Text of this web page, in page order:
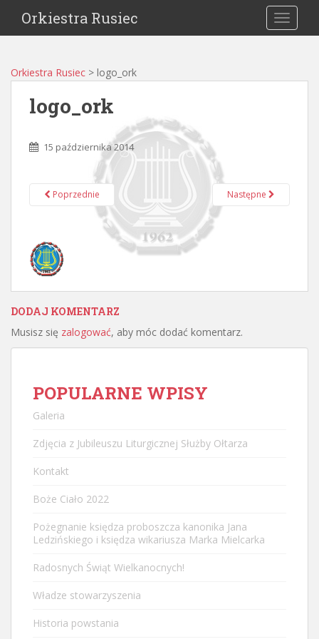
Orkiestra Rusiec
Orkiestra Rusiec > logo_ork
logo_ork
15 października 2014
Poprzednie Następne
DODAJ KOMENTARZ
Musisz się zalogować, aby móc dodać komentarz.
POPULARNE WPISY
Galeria
Zdjęcia z Jubileuszu Liturgicznej Służby Ołtarza
Kontakt
Boże Ciało 2022
Pożegnanie księdza proboszcza kanonika Jana
Ledzińskiego i księdza wikariusza Marka Mielcarka
Radosnych Świąt Wielkanocnych!
Władze stowarzyszenia
Historia powstania